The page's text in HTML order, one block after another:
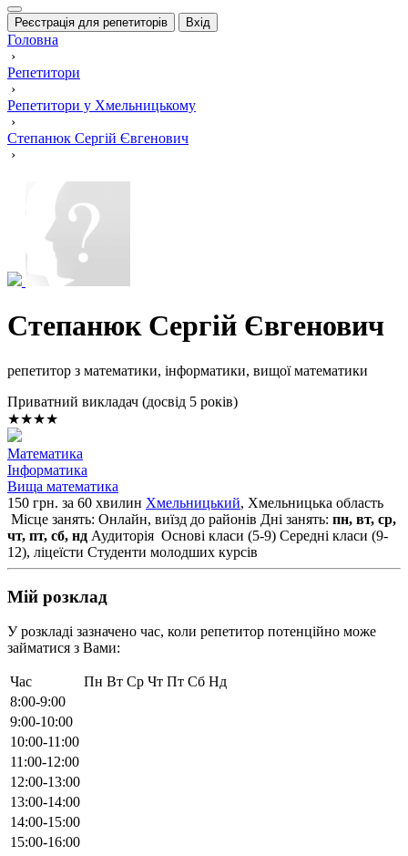
Реєстрація для репетиторів Вхід
Головна
›
Репетитори
›
Репетитори у Хмельницькому
›
Степанюк Сергій Євгенович
›
Степанюк Сергій Євгенович
репетитор з математики, інформатики, вищої математики
Приватний викладач (досвід 5 років)
★★★★
Математика
Інформатика
Вища математика
150 грн. за 60 хвилин Хмельницький, Хмельницька область
Місце занять: Онлайн, виїзд до районів Дні занять: пн, вт, ср,
чт, пт, сб, нд Аудиторія Основі класи (5-9) Середні класи (9-
12), ліцеїсти Студенти молодших курсів
Мій розклад
У розкладі зазначено час, коли репетитор потенційно може
займатися з Вами:
Час Пн Вт Ср Чт Пт Сб Нд
8:00-9:00
9:00-10:00
10:00-11:00
11:00-12:00
12:00-13:00
13:00-14:00
14:00-15:00
15:00-16:00